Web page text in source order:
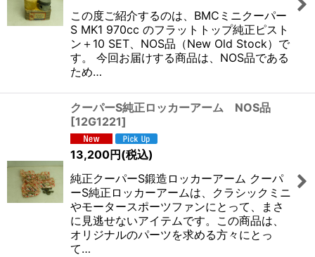
この度ご紹介するのは、BMCミニクーパー
S MK1 970cc のフラットトップ純正ピスト
ン＋10 SET、NOS品（New Old Stock）で
す。 今回お届けする商品は、NOS品である
ため…
クーパーS純正ロッカーアーム NOS品
[12G1221]
13,200円 (税込)
純正クーパーS鍛造ロッカーアーム クーパ
ーS純正ロッカーアームは、クラシックミニ
やモータースポーツファンにとって、まさ
に見逃せないアイテムです。この商品は、
オリジナルのパーツを求める方々にとっ
て…